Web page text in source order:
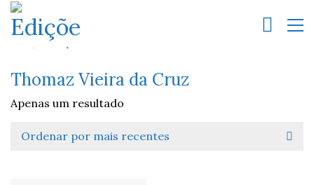
Thomaz Vieira da Cruz
Apenas um resultado
Ordenar por mais recentes